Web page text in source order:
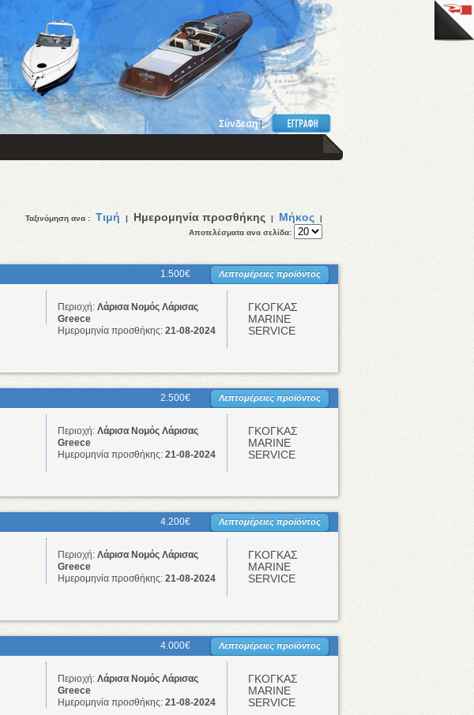
Σύνδεση|
Ταξινόμηση ανα : Τιμή | Ημερομηνία προσθήκης | Μήκος
|
Αποτελέσματα ανα σελίδα:
1.500€ Λεπτομέρειες προϊόντος
Περιοχή: Λάρισα Νομός Λάρισας
Greece
Ημερομηνία προσθήκης: 21-08-2024
ΓΚΟΓΚΑΣ
ΜΑRINE
SERVICE
2.500€ Λεπτομέρειες προϊόντος
Περιοχή: Λάρισα Νομός Λάρισας
Greece
Ημερομηνία προσθήκης: 21-08-2024
ΓΚΟΓΚΑΣ
ΜΑRINE
SERVICE
4.200€ Λεπτομέρειες προϊόντος
Περιοχή: Λάρισα Νομός Λάρισας
Greece
Ημερομηνία προσθήκης: 21-08-2024
ΓΚΟΓΚΑΣ
ΜΑRINE
SERVICE
4.000€ Λεπτομέρειες προϊόντος
Περιοχή: Λάρισα Νομός Λάρισας
Greece
Ημερομηνία προσθήκης: 21-08-2024
ΓΚΟΓΚΑΣ
ΜΑRINE
SERVICE